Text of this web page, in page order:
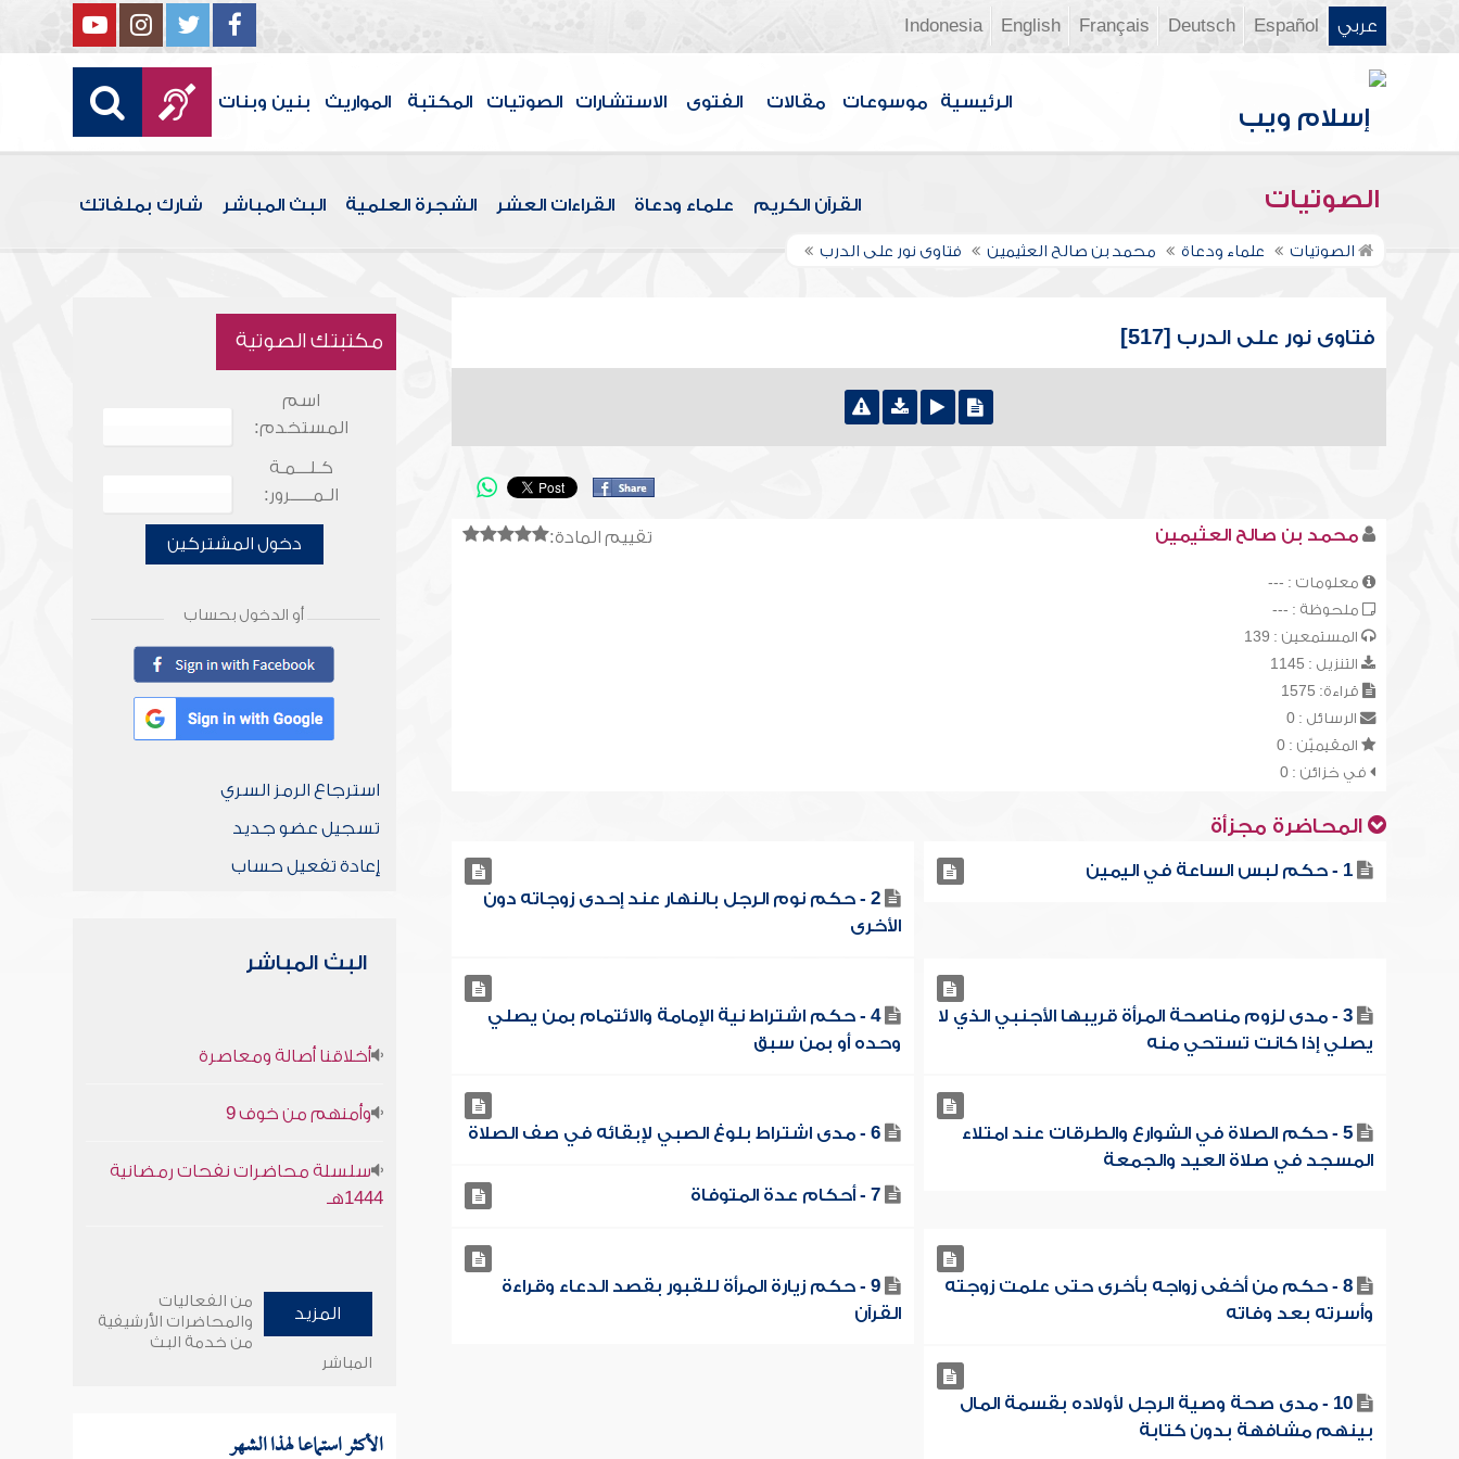
عربي Español
Deutsch
Français
English
Indonesia
الرئيسية موسوعات مقالات الفتوى الاستشارات الصوتيات المكتبة المواريث بنين وبنات
الصوتيات القرآن الكريم علماء ودعاة القراءات العشر الشجرة العلمية البث المباشر شارك بملفاتك
الصوتيات علماء ودعاة محمد بن صالح العثيمين فتاوى نور على الدرب
فتاوى نور على الدرب [517]
تقييم المادة: محمد بن صالح العثيمين
معلومات : ---
ملحوظة : ---
المستمعين : 139
التنزيل : 1145
قراءة: 1575
الرسائل : 0
المقيميّن : 0
في خزائن : 0
المحاضرة مجزأة
1 - حكم لبس الساعة في اليمين
2 - حكم نوم الرجل بالنهار عند إحدى زوجاته دون
الأخرى
3 - مدى لزوم مناصحة المرأة قريبها الأجنبي الذي لا
يصلي إذا كانت تستحي منه
4 - حكم اشتراط نية الإمامة والائتمام بمن يصلي
وحده أو بمن سبق
5 - حكم الصلاة في الشوارع والطرقات عند امتلاء
المسجد في صلاة العيد والجمعة
6 - مدى اشتراط بلوغ الصبي لإبقائه في صف الصلاة
7 - أحكام عدة المتوفاة
8 - حكم من أخفى زواجه بأخرى حتى علمت زوجته
وأسرته بعد وفاته
9 - حكم زيارة المرأة للقبور بقصد الدعاء وقراءة
القرآن
10 - مدى صحة وصية الرجل لأولاده بقسمة المال
بينهم مشافهة بدون كتابة
مكتبتك الصوتية
اسم
المستخدم:
كـلـــمـة
الـمـــــرور:
دخول المشتركين
أو الدخول بحساب
استرجاع الرمز السري
تسجيل عضو جديد
إعادة تفعيل حساب
البث المباشر
أخلاقنا أصالة ومعاصرة
وأمنهم من خوف 9
سلسلة محاضرات نفحات رمضانية
1444هـ
المزيد
من الفعاليات
والمحاضرات الأرشيفية
من خدمة البث
المباشر
الأكثر استماعا لهذا الشهر